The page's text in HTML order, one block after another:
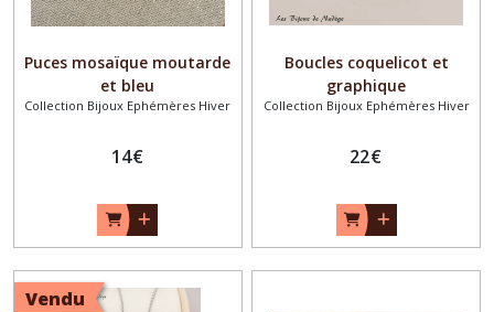
Puces mosaïque moutarde
et bleu
Collection Bijoux Ephémères Hiver
14€
Boucles coquelicot et
graphique
Collection Bijoux Ephémères Hiver
22€
Vendu